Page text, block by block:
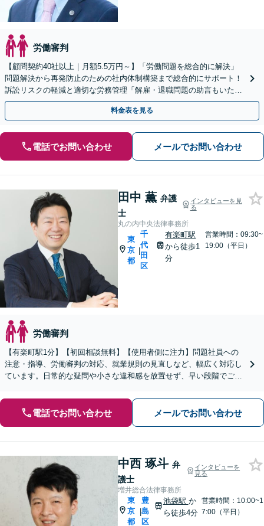
労働審判
【顧問契約40社以上｜月額5.5万円～】「労働問題を総合的に解決」
問題解決から再発防止のための社内体制構築まで総合的にサポート！
訴訟リスクの軽減と適切な労務管理「解雇・退職問題の助言もいたし
ます」「問題社員・未払い残業代請求もお任せ」
料金表を見る
電話でお問い合わせ メールでお問い合わせ
田中 薫 弁護
士
インタビューを見
る
丸の内中央法律事務所
東
京
都
|
千
代
田
区
有楽町駅
から徒歩1
分
営業時間：09:30~
19:00（平日）
労働審判
【有楽町駅1分】【初回相談無料】【使用者側に注力】問題社員への
注意・指導、労働審判の対応、就業規則の見直しなど、幅広く対応し
ています。日常的な疑問や小さな違和感を放置せず、早い段階でご相
電話でお問い合わせ メールでお問い合わせ
中西 琢斗 弁
護士
インタビューを
見る
増井総合法律事務所
東
京
都
|
豊
島
区
池袋駅 か
ら徒歩4分
営業時間：10:00~1
7:00（平日）